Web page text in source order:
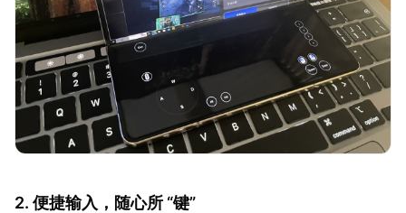
2. 便捷输入，随心所 “键”